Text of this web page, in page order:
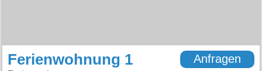
Ferienwohnung 1 Anfragen